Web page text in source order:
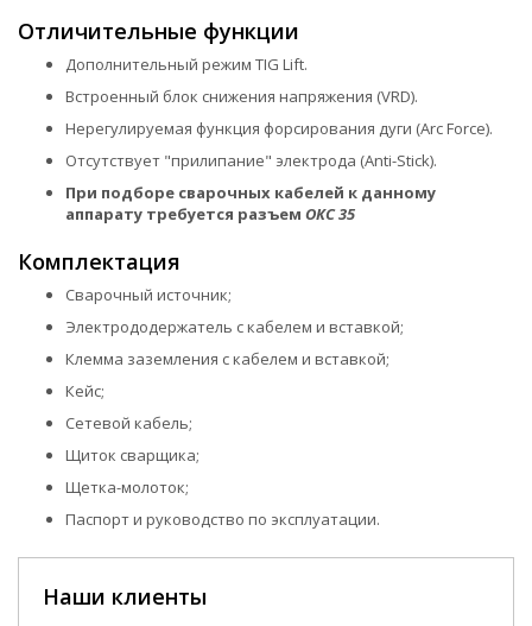
Отличительные функции
Дополнительный режим TIG Lift.
Встроенный блок снижения напряжения (VRD).
Нерегулируемая функция форсирования дуги (Arc Force).
Отсутствует "прилипание" электрода (Anti-Stick).
При подборе сварочных кабелей к данному
аппарату требуется разъем ОКС 35
Комплектация
Сварочный источник;
Электрододержатель с кабелем и вставкой;
Клемма заземления с кабелем и вставкой;
Кейс;
Сетевой кабель;
Щиток сварщика;
Щетка-молоток;
Паспорт и руководство по эксплуатации.
Наши клиенты